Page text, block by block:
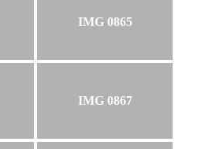
IMG 0865
IMG 0867